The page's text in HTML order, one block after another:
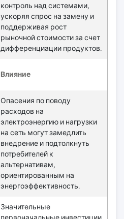
контроль над системами,
ускоряя спрос на замену и
поддерживая рост
рыночной стоимости за счет
дифференциации продуктов.
Влияние
Опасения по поводу
расходов на
электроэнергию и нагрузки
на сеть могут замедлить
внедрение и подтолкнуть
потребителей к
альтернативам,
ориентированным на
энергоэффективность.
Значительные